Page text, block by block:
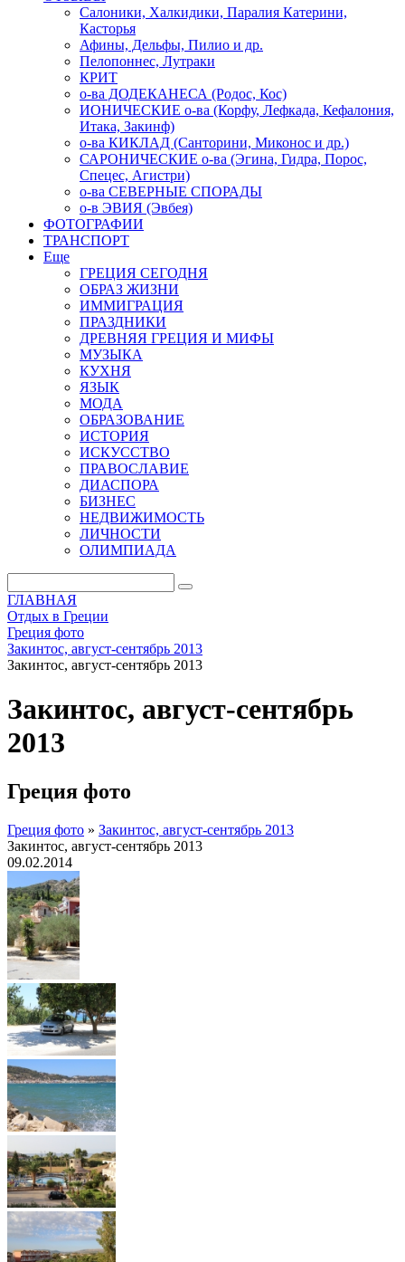
Салоники, Халкидики, Паралия Катерини,
Касторья
Афины, Дельфы, Пилио и др.
Пелопоннес, Лутраки
КРИТ
о-ва ДОДЕКАНЕСА (Родос, Кос)
ИОНИЧЕСКИЕ о-ва (Корфу, Лефкада, Кефалония,
Итака, Закинф)
о-ва КИКЛАД (Санторини, Миконос и др.)
САРОНИЧЕСКИЕ о-ва (Эгина, Гидра, Порос,
Спецес, Агистри)
о-ва СЕВЕРНЫЕ СПОРАДЫ
о-в ЭВИЯ (Эвбея)
ФОТОГРАФИИ
ТРАНСПОРТ
Еще
ГРЕЦИЯ СЕГОДНЯ
ОБРАЗ ЖИЗНИ
ИММИГРАЦИЯ
ПРАЗДНИКИ
ДРЕВНЯЯ ГРЕЦИЯ И МИФЫ
МУЗЫКА
КУХНЯ
ЯЗЫК
МОДА
ОБРАЗОВАНИЕ
ИСТОРИЯ
ИСКУССТВО
ПРАВОСЛАВИЕ
ДИАСПОРА
БИЗНЕС
НЕДВИЖИМОСТЬ
ЛИЧНОСТИ
ОЛИМПИАДА
ГЛАВНАЯ
Отдых в Греции
Греция фото
Закинтос, август-сентябрь 2013
Закинтос, август-сентябрь 2013
Закинтос, август-сентябрь
2013
Греция фото
Греция фото » Закинтос, август-сентябрь 2013
Закинтос, август-сентябрь 2013
09.02.2014